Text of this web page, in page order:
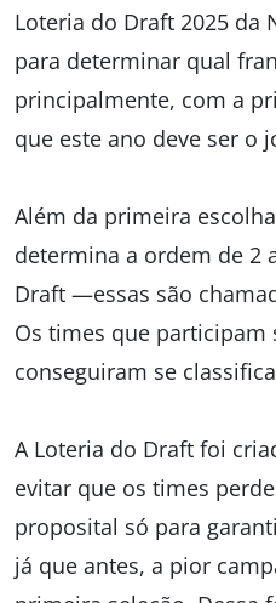
Loteria do Draft 2025 da
para determinar qual
principalmente, com a
que este ano deve ser o
Além da primeira
determina a ordem de 2
Draft —essas são
Os times que participam
conseguiram se
A Loteria do Draft foi
evitar que os times
proposital só para
já que antes, a pior